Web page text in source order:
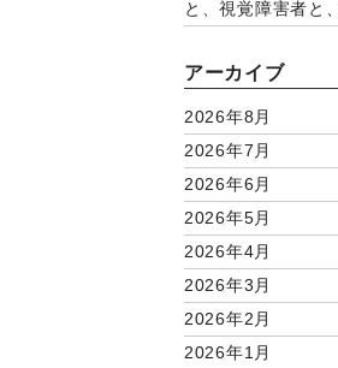
と、視覚障害者と
アーカイブ
2026年8月
2026年7月
2026年6月
2026年5月
2026年4月
2026年3月
2026年2月
2026年1月